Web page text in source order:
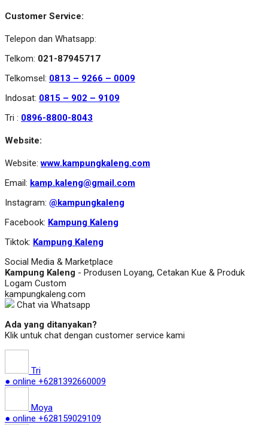
Customer Service:
Telepon dan Whatsapp:
Telkom: 021-87945717
Telkomsel: 0813 – 9266 – 0009
Indosat: 0815 – 902 – 9109
Tri : 0896-8800-8043
Website:
Website:www.kampungkaleng.com
Email: kamp.kaleng@gmail.com
Instagram: @kampungkaleng
Facebook: Kampung Kaleng
Tiktok: Kampung Kaleng
Social Media & Marketplace
Kampung Kaleng - Produsen Loyang, Cetakan Kue & Produk
Logam Custom
kampungkaleng.com
Chat via Whatsapp
Ada yang ditanyakan?
Klik untuk chat dengan customer service kami
Tri
● online +6281392660009
Moya
● online +628159029109